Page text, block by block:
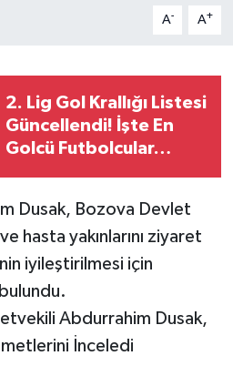
A- A+
2. Lig Gol Krallığı Listesi
Güncellendi! İşte En
Golcü Futbolcular…
Dusak, Bozova Devlet
hasta yakınlarını ziyaret
iyileştirilmesi için
Abdurrahim Dusak,
İnceledi